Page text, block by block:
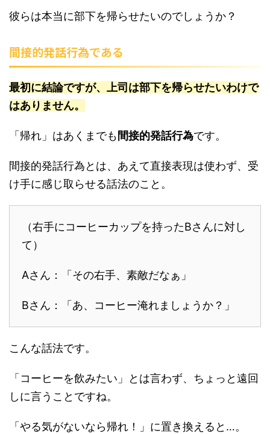
彼らは本当に部下を帰らせたいのでしょうか？
間接的発話行為である
最初に結論ですが、上司は部下を帰らせたいわけで
はありません。
「帰れ」はあくまでも 間接的発話行為です。
間接的発話行為とは、あえて直接表現は使わず、受
け手に感じ取らせる話法のこと。
（右手にコーヒーカップを持ったBさんに対し
て）
Aさん：「その右手、素敵だなぁ」
Bさん：「あ、コーヒー淹れましょうか？」
こんな話法です。
「コーヒーを飲みたい」とは言わず、ちょっと遠回
しに言うことですね。
「やる気がないなら帰れ！」に置き換えると…。